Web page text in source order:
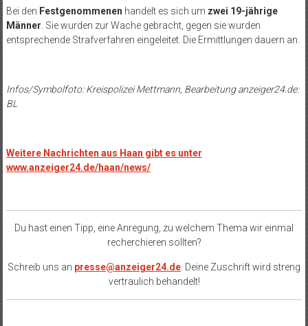
Bei den Festgenommenen handelt es sich um zwei 19-jährige
Männer. Sie wurden zur Wache gebracht, gegen sie wurden
entsprechende Strafverfahren eingeleitet. Die Ermittlungen dauern an.
Infos/Symbolfoto: Kreispolizei Mettmann, Bearbeitung anzeiger24.de:
BL
Weitere Nachrichten aus Haan gibt es unter
www.anzeiger24.de/haan/news/
Du hast einen Tipp, eine Anregung, zu welchem Thema wir einmal
recherchieren sollten?
Schreib uns an presse@anzeiger24.de. Deine Zuschrift wird streng
vertraulich behandelt!